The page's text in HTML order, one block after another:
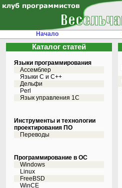
Начало
Каталог статей
Языки программирования
Ассемблер
Языки С и C++
Дельфи
Perl
Язык управления 1С
Инструменты и технологии
проектирования ПО
Переводы
Программирование в ОС
Windows
Linux
FreeBSD
WinCE